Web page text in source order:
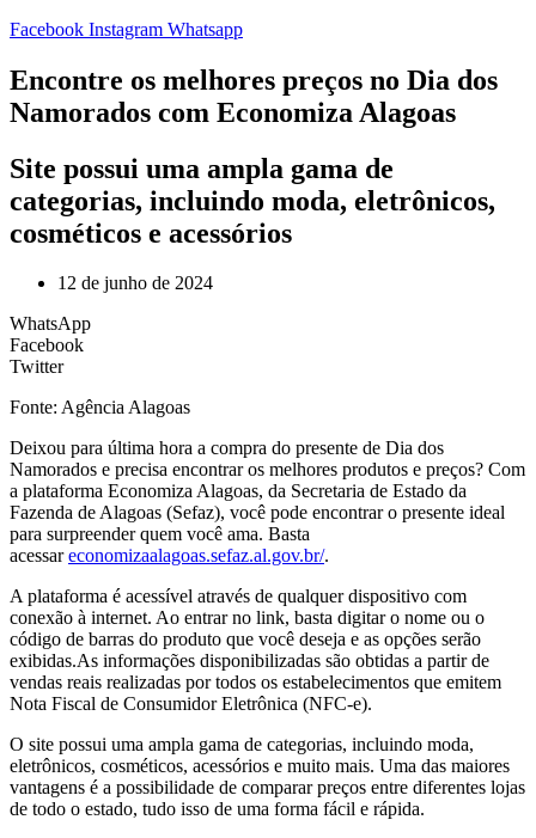
Facebook Instagram Whatsapp
Encontre os melhores preços no Dia dos
Namorados com Economiza Alagoas
Site possui uma ampla gama de
categorias, incluindo moda, eletrônicos,
cosméticos e acessórios
12 de junho de 2024
WhatsApp
Facebook
Twitter
Fonte: Agência Alagoas
Deixou para última hora a compra do presente de Dia dos
Namorados e precisa encontrar os melhores produtos e preços? Com
a plataforma Economiza Alagoas, da Secretaria de Estado da
Fazenda de Alagoas (Sefaz), você pode encontrar o presente ideal
para surpreender quem você ama. Basta
acessareconomizaalagoas.sefaz.al.gov.br/.
A plataforma é acessível através de qualquer dispositivo com
conexão à internet. Ao entrar no link, basta digitar o nome ou o
código de barras do produto que você deseja e as opções serão
exibidas.As informações disponibilizadas são obtidas a partir de
vendas reais realizadas por todos os estabelecimentos que emitem
Nota Fiscal de Consumidor Eletrônica (NFC-e).
O site possui uma ampla gama de categorias, incluindo moda,
eletrônicos, cosméticos, acessórios e muito mais. Uma das maiores
vantagens é a possibilidade de comparar preços entre diferentes lojas
de todo o estado, tudo isso de uma forma fácil e rápida.